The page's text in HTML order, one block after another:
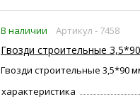
В наличии Артикул - 7458
Гвозди строительные
Гвозди строительные 3,5*90
характеристика